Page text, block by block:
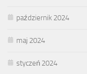
październik 2024
maj 2024
styczeń 2024